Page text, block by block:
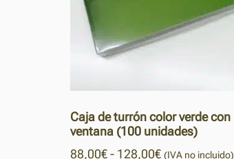
Caja de turrón color verde con
ventana (100 unidades)
88,00€- 128,00€ (IVA no incluido)